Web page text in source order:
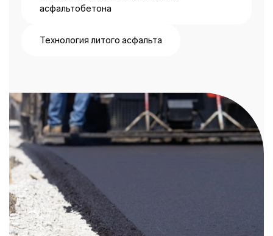
асфальтобетона
Технология литого асфальта